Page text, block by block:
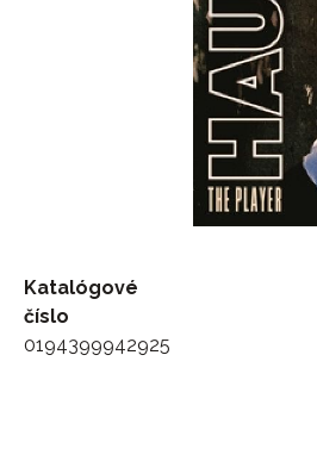
Katalógové
číslo
0194399942925